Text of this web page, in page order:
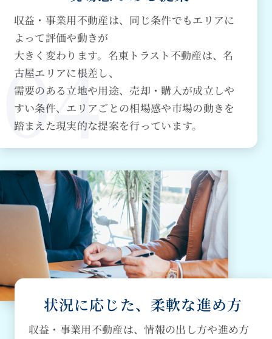
収益・事業用不動産は、同じ条件でもエリアに
よって評価や動きが
大きく変わります。名東トラスト不動産は、名
古屋エリアに根差し、
需要のある立地や用途、売却・購入が成立しや
すい条件、エリアごとの相場感や市場の動きを
踏まえた現実的な提案を行っています。
状況に応じた、柔軟な進め方
収益・事業用不動産は、情報の出し方や進め方